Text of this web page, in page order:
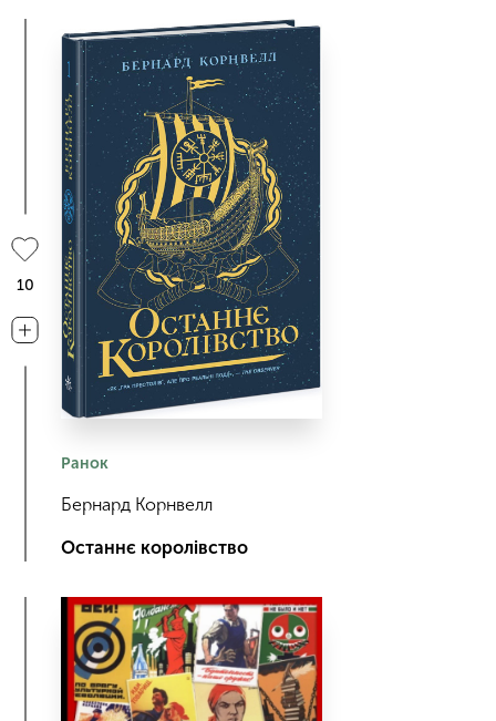
Ранок
Бернард Корнвелл
Останнє королівство
10